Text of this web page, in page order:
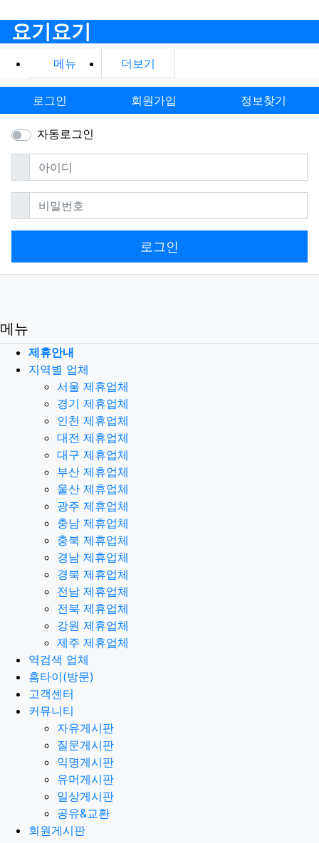
요기요기
메뉴 더보기
로그인 회원가입 정보찾기
자동로그인
아이디필수
비밀번호필수
로그인
메뉴
제휴안내
지역별 업체
서울 제휴업체
경기 제휴업체
인천 제휴업체
대전 제휴업체
대구 제휴업체
부산 제휴업체
울산 제휴업체
광주 제휴업체
충남 제휴업체
충북 제휴업체
경남 제휴업체
경북 제휴업체
전남 제휴업체
전북 제휴업체
강원 제휴업체
제주 제휴업체
역검색 업체
홈타이(방문)
고객센터
커뮤니티
자유게시판
질문게시판
익명게시판
유머게시판
일상게시판
공유&교환
회원게시판